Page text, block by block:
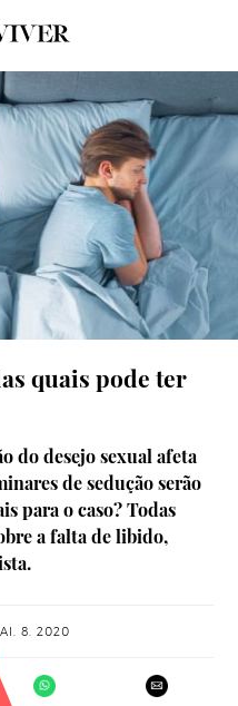
quais pode ter
do desejo sexual afeta
de sedução serão
para o caso? Todas
a falta de libido,
8. 2020